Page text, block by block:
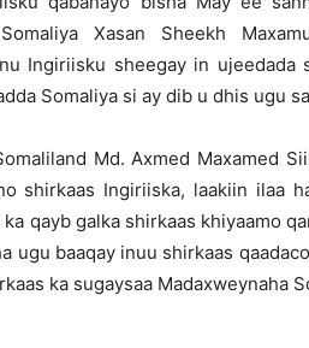
Xasan Sheekh
Ingiriisku sheegay in
Somaliya si ay dib u dhis ugu
Md. Axmed Maxamed
shirkaas Ingiriiska, laakiin ilaa
ka qayb galka shirkaas khiyaamo
ugu baaqay inuu shirkaas
ka sugaysaa Madaxweynaha